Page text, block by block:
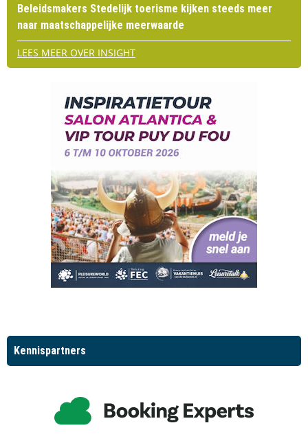
Beleidsmakers Stedelijk toerisme kijken steeds meer
naar maatschappelijke meerwaarde
LEES MEER OVER INSIGHT
Kennispartners